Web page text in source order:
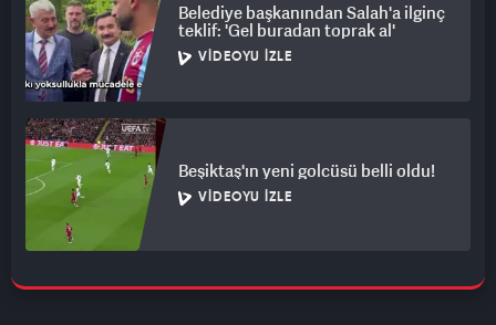
Belediye başkanından Salah'a ilginç
teklif: 'Gel buradan toprak al'
VIDEOYU İZLE
Beşiktaş'ın yeni golcüsü belli oldu!
VIDEOYU İZLE